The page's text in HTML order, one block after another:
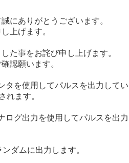
にありがとうございます。
上げます。
た事をお詫び申し上げます。
認願います。
タを使用してパルスを出力してい
れます。
ログ出力を使用してパルスを出力
ダムに出力します。